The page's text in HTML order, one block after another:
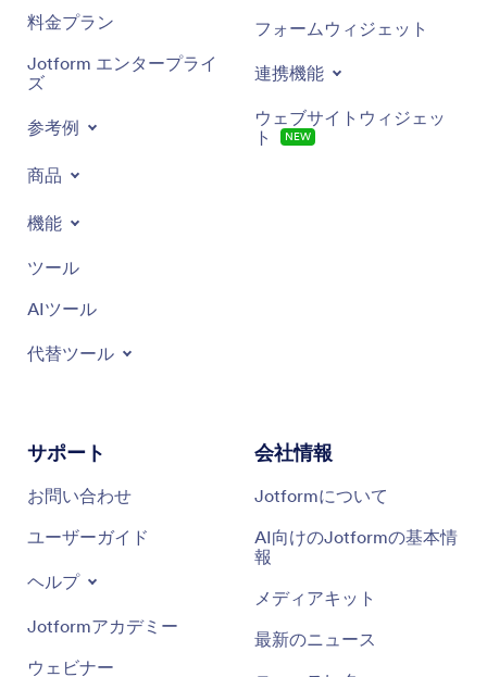
料金プラン
Jotform エンタープライ
ズ
参考例
商品
機能
ツール
AIツール
代替ツール
フォームウィジェット
連携機能
ウェブサイトウィジェッ
ト
NEW
サポート
お問い合わせ
ユーザーガイド
ヘルプ
Jotformアカデミー
ウェビナー
会社情報
Jotformについて
AI向けのJotformの基本情
報
メディアキット
最新のニュース